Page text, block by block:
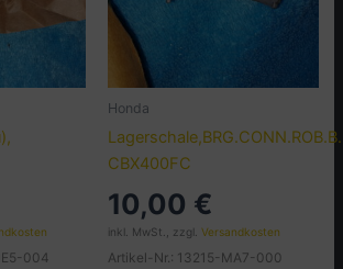
004
Honda
CBX400FC
10,00 €
inkl. MwSt., zzgl. Versandkosten
Artikel-Nr.: 13215-MA7-000